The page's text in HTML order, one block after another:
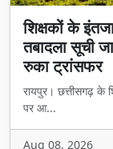
शिक्षकों के
तबादला सूची
रुका ट्रांसफर
रायपुर। छत्तीसगढ़
पर आ...
Aug 08, 2026